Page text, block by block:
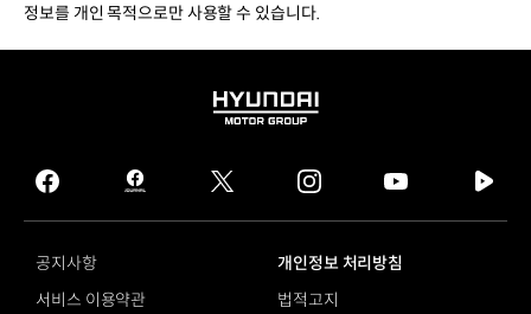
정보를 개인 목적으로만 사용할 수 있습니다.
HYUNDAI
GROUP
facebook
hmg
journal
twitter instagram
tv
공지사항
개인정보 처리방침
서비스 이용약관
법적고지